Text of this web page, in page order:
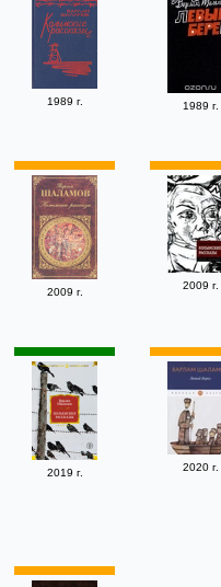
1989 г. 1989 г.
2009 г.
2009 г.
2019 г. 2020 г.